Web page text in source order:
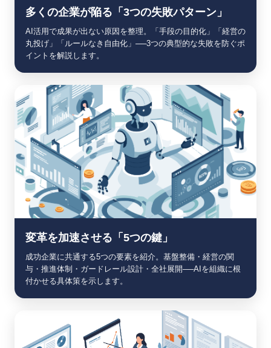
多くの企業が陥る「3つの失敗パターン」
AI活用で成果が出ない原因を整理。「手段の目的化」「経営の
丸投げ」「ルールなき自由化」──3つの典型的な失敗を防ぐポ
イントを解説します。
変革を加速させる「5つの鍵」
成功企業に共通する5つの要素を紹介。基盤整備・経営の関
与・推進体制・ガードレール設計・全社展開──AIを組織に根
付かせる具体策を示します。